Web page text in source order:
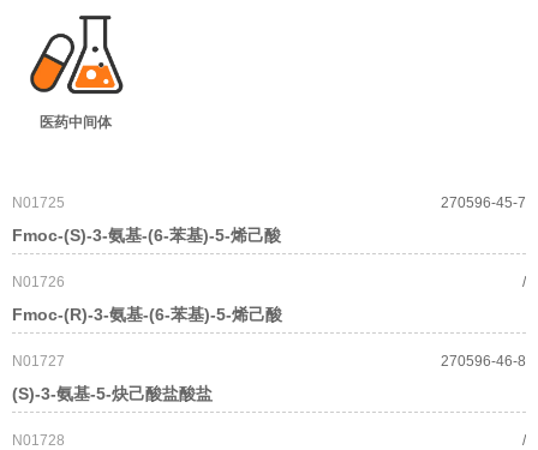
医药中间体
N01725
Fmoc-(S)-3-氨基-(6-苯基)-5-烯己酸
270596-45-7
N01726
Fmoc-(R)-3-氨基-(6-苯基)-5-烯己酸
/
N01727
(S)-3-氨基-5-炔己酸盐酸盐
270596-46-8
N01728 /